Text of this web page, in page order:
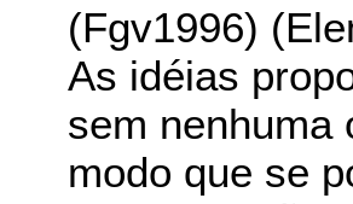
(Fgv1996)
As idéias
sem nenhuma
modo que se